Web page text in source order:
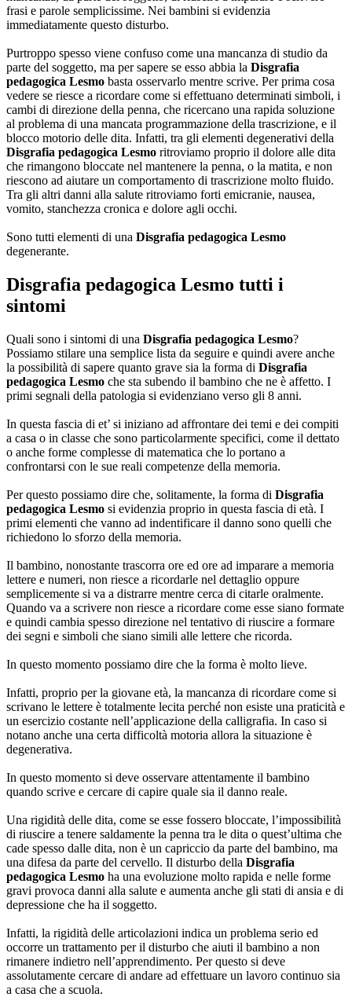
frasi e parole semplicissime. Nei bambini si evidenzia
immediatamente questo disturbo.
Purtroppo spesso viene confuso come una mancanza di studio da
parte del soggetto, ma per sapere se esso abbia la Disgrafia
pedagogica Lesmo basta osservarlo mentre scrive. Per prima cosa
vedere se riesce a ricordare come si effettuano determinati simboli, i
cambi di direzione della penna, che ricercano una rapida soluzione
al problema di una mancata programmazione della trascrizione, e il
blocco motorio delle dita. Infatti, tra gli elementi degenerativi della
Disgrafia pedagogica Lesmo ritroviamo proprio il dolore alle dita
che rimangono bloccate nel mantenere la penna, o la matita, e non
riescono ad aiutare un comportamento di trascrizione molto fluido.
Tra gli altri danni alla salute ritroviamo forti emicranie, nausea,
vomito, stanchezza cronica e dolore agli occhi.
Sono tutti elementi di una Disgrafia pedagogica Lesmo
degenerante.
Disgrafia pedagogica Lesmo tutti i
sintomi
Quali sono i sintomi di una Disgrafia pedagogica Lesmo?
Possiamo stilare una semplice lista da seguire e quindi avere anche
la possibilità di sapere quanto grave sia la forma di Disgrafia
pedagogica Lesmo che sta subendo il bambino che ne è affetto. I
primi segnali della patologia si evidenziano verso gli 8 anni.
In questa fascia di et’ si iniziano ad affrontare dei temi e dei compiti
a casa o in classe che sono particolarmente specifici, come il dettato
o anche forme complesse di matematica che lo portano a
confrontarsi con le sue reali competenze della memoria.
Per questo possiamo dire che, solitamente, la forma di Disgrafia
pedagogica Lesmo si evidenzia proprio in questa fascia di età. I
primi elementi che vanno ad indentificare il danno sono quelli che
richiedono lo sforzo della memoria.
Il bambino, nonostante trascorra ore ed ore ad imparare a memoria
lettere e numeri, non riesce a ricordarle nel dettaglio oppure
semplicemente si va a distrarre mentre cerca di citarle oralmente.
Quando va a scrivere non riesce a ricordare come esse siano formate
e quindi cambia spesso direzione nel tentativo di riuscire a formare
dei segni e simboli che siano simili alle lettere che ricorda.
In questo momento possiamo dire che la forma è molto lieve.
Infatti, proprio per la giovane età, la mancanza di ricordare come si
scrivano le lettere è totalmente lecita perché non esiste una praticità e
un esercizio costante nell’applicazione della calligrafia. In caso si
notano anche una certa difficoltà motoria allora la situazione è
degenerativa.
In questo momento si deve osservare attentamente il bambino
quando scrive e cercare di capire quale sia il danno reale.
Una rigidità delle dita, come se esse fossero bloccate, l’impossibilità
di riuscire a tenere saldamente la penna tra le dita o quest’ultima che
cade spesso dalle dita, non è un capriccio da parte del bambino, ma
una difesa da parte del cervello. Il disturbo della Disgrafia
pedagogica Lesmo ha una evoluzione molto rapida e nelle forme
gravi provoca danni alla salute e aumenta anche gli stati di ansia e di
depressione che ha il soggetto.
Infatti, la rigidità delle articolazioni indica un problema serio ed
occorre un trattamento per il disturbo che aiuti il bambino a non
rimanere indietro nell’apprendimento. Per questo si deve
assolutamente cercare di andare ad effettuare un lavoro continuo sia
a casa che a scuola.